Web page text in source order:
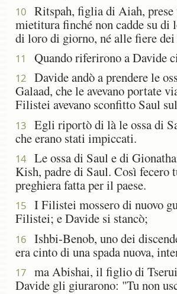
10
Ritspah, figlia di Aiah,
mietitura finché non cadde su
di loro di giorno, né alle fiere
11 Quando riferirono a Davide
12
Davide andò a prendere le
Galaad, che le avevano portate
Filistei avevano sconfitto Saul
13
Egli riportò di là le ossa di
che erano stati impiccati.
14
Le ossa di Saul e di
Kish, padre di Saul. Così fecero
preghiera fatta per il paese.
15
I Filistei mossero di nuovo
Filistei; e Davide si stancò;
16
Ishbi-Benob, uno dei
era cinto di una spada nuova,
17
ma Abishai, il figlio di
Davide gli giurarono: "Tu non